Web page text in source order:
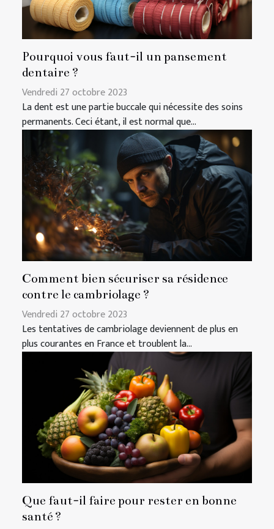
Pourquoi vous faut-il un pansement
dentaire ?
Vendredi 27 octobre 2023
La dent est une partie buccale qui nécessite des soins
permanents. Ceci étant, il est normal que...
Comment bien sécuriser sa résidence
contre le cambriolage ?
Vendredi 27 octobre 2023
Les tentatives de cambriolage deviennent de plus en
plus courantes en France et troublent la...
Que faut-il faire pour rester en bonne
santé ?